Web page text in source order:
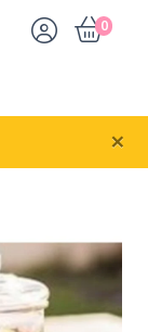
0
×